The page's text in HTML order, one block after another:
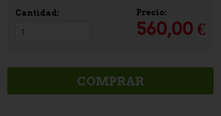
Cantidad: Precio:
560,00 €
COMPRAR